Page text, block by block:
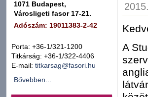
1071 Budapest,
Városligeti fasor 17-21.
Adószám: 19011383-2-42
Porta: +36-1/321-1200
Titkárság: +36-1/322-4406
E-mail: titkarsag@fasori.hu
Bővebben...
A